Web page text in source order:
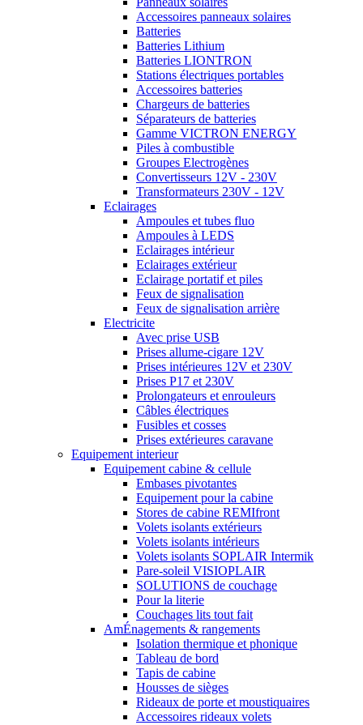
Accessoires panneaux solaires
Batteries
Batteries Lithium
Batteries LIONTRON
Stations électriques portables
Accessoires batteries
Chargeurs de batteries
Séparateurs de batteries
Gamme VICTRON ENERGY
Piles à combustible
Groupes Electrogènes
Convertisseurs 12V - 230V
Transformateurs 230V - 12V
Eclairages
Ampoules et tubes fluo
Ampoules à LEDS
Eclairages intérieur
Eclairages extérieur
Eclairage portatif et piles
Feux de signalisation
Feux de signalisation arrière
Electricite
Avec prise USB
Prises allume-cigare 12V
Prises intérieures 12V et 230V
Prises P17 et 230V
Prolongateurs et enrouleurs
Câbles électriques
Fusibles et cosses
Prises extérieures caravane
Equipement interieur
Equipement cabine & cellule
Embases pivotantes
Equipement pour la cabine
Stores de cabine REMIfront
Volets isolants extérieurs
Volets isolants intérieurs
Volets isolants SOPLAIR Intermik
Pare-soleil VISIOPLAIR
SOLUTIONS de couchage
Pour la literie
Couchages lits tout fait
AmÉnagements & rangements
Isolation thermique et phonique
Tableau de bord
Tapis de cabine
Housses de sièges
Rideaux de porte et moustiquaires
Accessoires rideaux volets